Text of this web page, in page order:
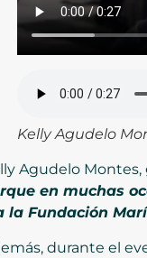
Kelly Agudelo
Agudelo
en muchas
la Fundación
durante el